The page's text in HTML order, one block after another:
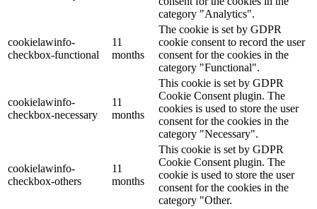
category "Analytics".
cookielawinfo-
checkbox-functional
11
months
The cookie is set by GDPR
cookie consent to record the user
consent for the cookies in the
category "Functional".
cookielawinfo-
checkbox-necessary
11
months
This cookie is set by GDPR
Cookie Consent plugin. The
cookies is used to store the user
consent for the cookies in the
category "Necessary".
cookielawinfo-
checkbox-others
11
months
This cookie is set by GDPR
Cookie Consent plugin. The
cookie is used to store the user
consent for the cookies in the
category "Other.